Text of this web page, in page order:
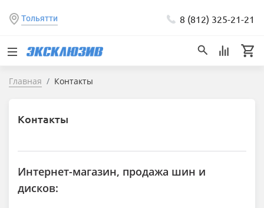
Тольятти 8 (812) 325-21-21
Главная Контакты
Контакты
Интернет-магазин, продажа шин и
дисков: